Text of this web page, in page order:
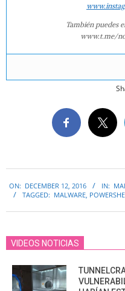
También puedes
www.t.me/
12-
ON: DECEMBER 12, 2016 IN:
TAGGED: MALWARE,
VIDEOS NOTICIAS